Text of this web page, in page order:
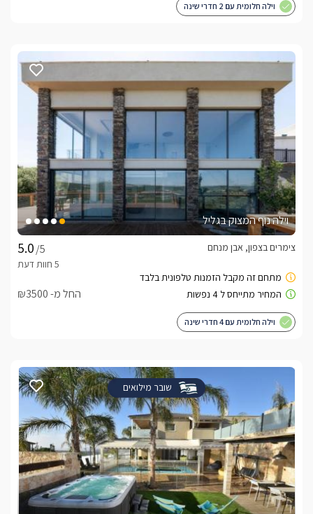
וילה חלומית עם 2 חדרי שינה
וילה נוף המצוק בגליל
/5
צימרים בצפון, אבן מנחם
החל מ- ₪3500
וילה חלומית עם 4 חדרי שינה
שובר מילואים